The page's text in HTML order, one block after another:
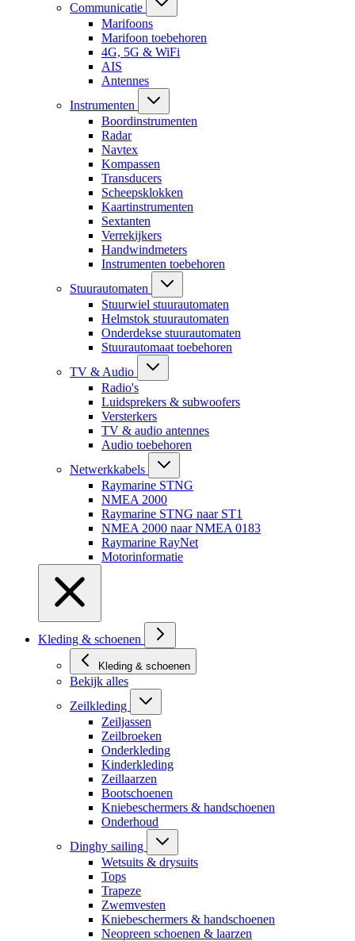
Communicatie
Marifoons
Marifoon toebehoren
4G, 5G & WiFi
AIS
Antennes
Instrumenten
Boordinstrumenten
Radar
Navtex
Kompassen
Transducers
Scheepsklokken
Kaartinstrumenten
Sextanten
Verrekijkers
Handwindmeters
Instrumenten toebehoren
Stuurautomaten
Stuurwiel stuurautomaten
Helmstok stuurautomaten
Onderdekse stuurautomaten
Stuurautomaat toebehoren
TV & Audio
Radio's
Luidsprekers & subwoofers
Versterkers
TV & audio antennes
Audio toebehoren
Netwerkkabels
Raymarine STNG
NMEA 2000
Raymarine STNG naar ST1
NMEA 2000 naar NMEA 0183
Raymarine RayNet
Motorinformatie
Kleding & schoenen
Kleding & schoenen
Bekijk alles
Zeilkleding
Zeiljassen
Zeilbroeken
Onderkleding
Kinderkleding
Zeillaarzen
Bootschoenen
Kniebeschermers & handschoenen
Onderhoud
Dinghy sailing
Wetsuits & drysuits
Tops
Trapeze
Zwemvesten
Kniebeschermers & handschoenen
Neopreen schoenen & laarzen